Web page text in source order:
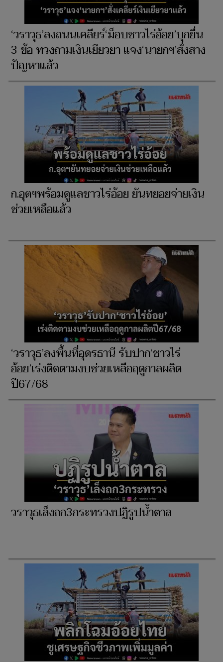
‘วราวุธ’ลงถนนเคลียร์‘ม็อบชาวไร่อ้อย’บุกยื่น
3 ข้อ ทวงถามเงินเยียวยา แจง‘นายกฯ’สั่งสาง
ปัญหาแล้ว
ก.อุตฯพร้อมดูแลชาวไร่อ้อย ยันทยอยจ่ายเงิน
ช่วยเหลือแล้ว
‘วราวุธ’ลงพื้นที่อุดรธานี รับปาก‘ชาวไร่
อ้อย’เร่งติดตามงบช่วยเหลือฤดูกาลผลิต
ปี67/68
วราวุธเล็งถก3กระทรวงปฏิรูปน้ำตาล